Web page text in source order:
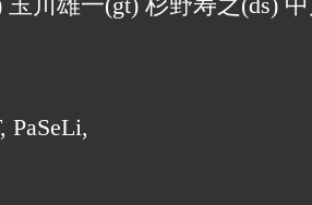
PaSeLi,